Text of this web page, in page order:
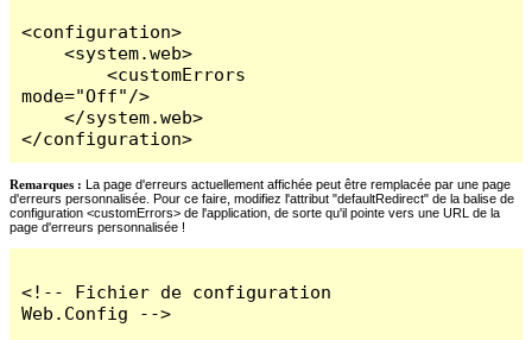
<configuration>
    <system.web>
        <customErrors
mode="Off"/>
    </system.web>
</configuration>
Remarques : La page d'erreurs actuellement affichée peut être remplacée par une page
d'erreurs personnalisée. Pour ce faire, modifiez l'attribut "defaultRedirect" de la balise de
configuration <customErrors> de l'application, de sorte qu'il pointe vers une URL de la
page d'erreurs personnalisée !
<!-- Fichier de configuration
Web.Config -->